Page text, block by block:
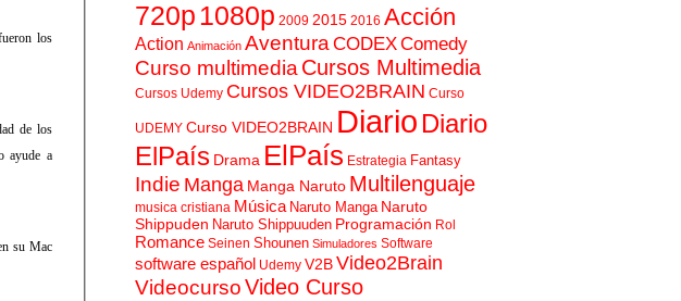
los
de los
ayude a
su Mac
720p 1080p 2009 2015 2016 Acción
Action Animación AventuraCODEXComedy
Curso multimediaCursos Multimedia
Cursos Udemy Cursos VIDEO2BRAIN Curso
UDEMY Curso VIDEO2BRAIN Diario Diario
ElPaís Drama ElPaís Estrategia Fantasy
Indie Manga Manga Naruto Multilenguaje
musica cristiana Música Naruto Manga Naruto
Shippuden Naruto Shippuuden Programación Rol
Romance Seinen Shounen Simuladores Software
software español Udemy V2BVideo2Brain
VideocursoVideo Curso